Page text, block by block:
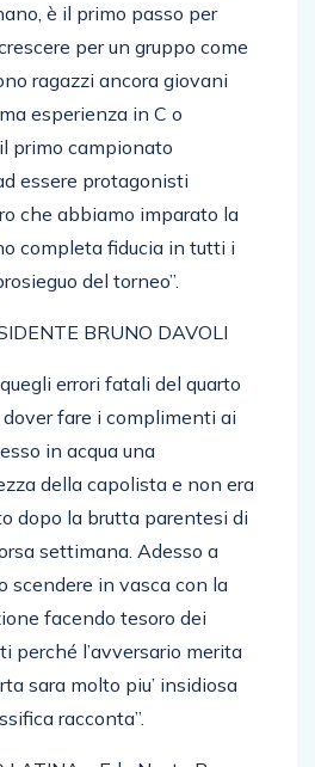
è il primo passo per
per un gruppo come
ragazzi ancora giovani
esperienza in C o
primo campionato
essere protagonisti
che abbiamo imparato la
completa fiducia in tutti i
del torneo”.
BRUNO DAVOLI
errori fatali del quarto
fare i complimenti ai
in acqua una
della capolista e non era
dopo la brutta parentesi di
settimana. Adesso a
scendere in vasca con la
facendo tesoro dei
perché l’avversario merita
sara molto piu’ insidiosa
racconta”.